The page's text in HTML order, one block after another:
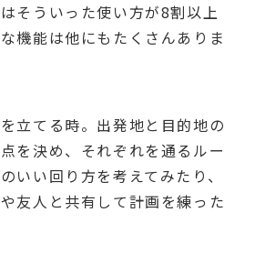
そういった使い方が8割以上
機能は他にもたくさんありま
立てる時。出発地と目的地の
を決め、それぞれを通るルー
いい回り方を考えてみたり、
友人と共有して計画を練った